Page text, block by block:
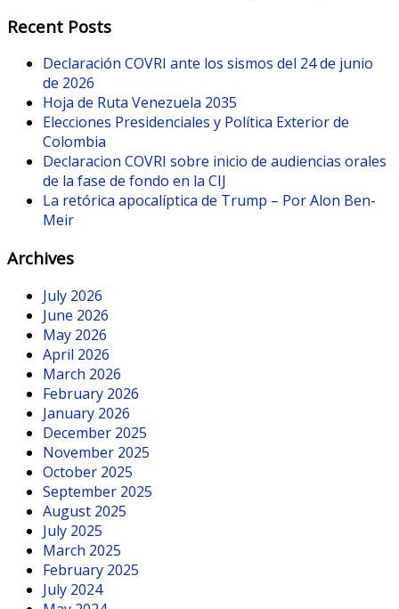
Recent Posts
Declaración COVRI ante los sismos del 24 de junio
de 2026
Hoja de Ruta Venezuela 2035
Elecciones Presidenciales y Política Exterior de
Colombia
Declaracion COVRI sobre inicio de audiencias orales
de la fase de fondo en la CIJ
La retórica apocalíptica de Trump – Por Alon Ben-
Meir
Archives
July 2026
June 2026
May 2026
April 2026
March 2026
February 2026
January 2026
December 2025
November 2025
October 2025
September 2025
August 2025
July 2025
March 2025
February 2025
July 2024